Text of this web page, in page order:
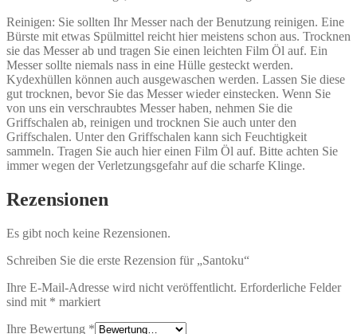
Reinigen: Sie sollten Ihr Messer nach der Benutzung reinigen. Eine
Bürste mit etwas Spülmittel reicht hier meistens schon aus. Trocknen
sie das Messer ab und tragen Sie einen leichten Film Öl auf. Ein
Messer sollte niemals nass in eine Hülle gesteckt werden.
Kydexhüllen können auch ausgewaschen werden. Lassen Sie diese
gut trocknen, bevor Sie das Messer wieder einstecken. Wenn Sie
von uns ein verschraubtes Messer haben, nehmen Sie die
Griffschalen ab, reinigen und trocknen Sie auch unter den
Griffschalen. Unter den Griffschalen kann sich Feuchtigkeit
sammeln. Tragen Sie auch hier einen Film Öl auf. Bitte achten Sie
immer wegen der Verletzungsgefahr auf die scharfe Klinge.
Rezensionen
Es gibt noch keine Rezensionen.
Schreiben Sie die erste Rezension für „Santoku“
Ihre E-Mail-Adresse wird nicht veröffentlicht. Erforderliche Felder
sind mit * markiert
Ihre Bewertung *